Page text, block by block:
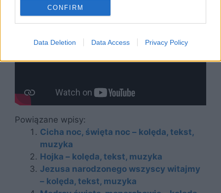
CONFIRM
Data Deletion Data Access Privacy Policy
Powiązane wpisy:
Cicha noc, święta noc – kolęda, tekst,
muzyka
Hojka – kolęda, tekst, muzyka
Jezusa narodzonego wszyscy witajmy
– kolęda, tekst, muzyka